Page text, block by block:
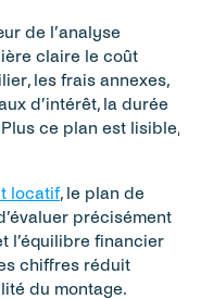
de l’analyse
claire le coût
les frais annexes,
d’intérêt, la durée
ce plan est lisible,
locatif, le plan de
précisément
l’équilibre financier
chiffres réduit
du montage.